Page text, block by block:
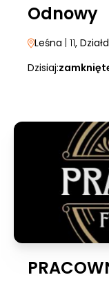
Odnowy
Leśna | 11,
Dzisiaj: